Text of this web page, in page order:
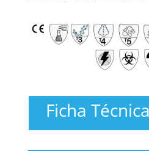
Ficha Técnica